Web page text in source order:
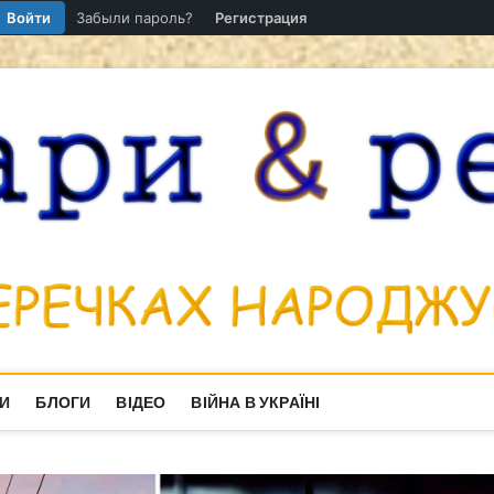
Войти Забыли пароль? Регистрация
БЛОГИ ВІДЕО ВІЙНА В УКРАЇНІ